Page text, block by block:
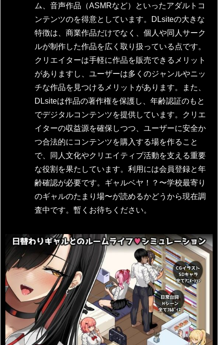
ム、音声作品（ASMRなど）といったアダルトコ
ンテンツのを得意としています。DLsiteの大きな
特徴は、商業作品だけでなく、個人や同人サーク
ルが制作した作品を広く取り扱っている点です。
クリエイターは手軽に作品を販売できるメリット
がありますし、ユーザーは多くのジャンルやニッ
チな作品を見つけるメリットがあります。また、
DLsiteは作品の著作権を保護し、年齢認証のもと
でデジタルコンテンツを提供しています。クリエ
イターの収益源を確保しつつ、ユーザーに安全か
つ合法的にコンテンツを購入する場を作ること
で、同人文化やクリエイティブ活動を支える重要
な役割を果たしています。利用には会員登録と年
齢確認が必要です。ギャルベヤ！？〜学校最寄り
のギャルのたまり場〜が読めるかどうから現在調
査中です。暫くお待ちください。